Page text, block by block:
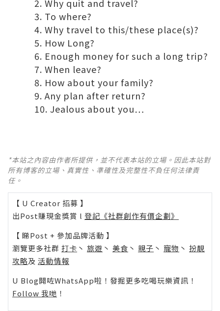
Why quit and travel?
To where?
Why travel to this/these place(s)?
How Long?
Enough money for such a long trip?
When leave?
How about your family?
Any plan after return?
Jealous about you…
*本站之內容由作者所提供，並不代表本站的立場。因此本站對
所有博客的立場、真實性、準確性及完整性不負任何法律責
任。
【 U Creator 招募 】
出Post賺現金獎賞 l 登記《社群創作有價企劃》
【 睇Post + 參加品牌活動 】
瀏覽更多社群 打卡 丶 旅遊 丶 美食 丶 親子 丶 寵物 丶 扮靚
攻略及 活動情報
U Blog開咗WhatsApp啦！發掘更多吃喝玩樂資訊！
Follow 我哋 ！